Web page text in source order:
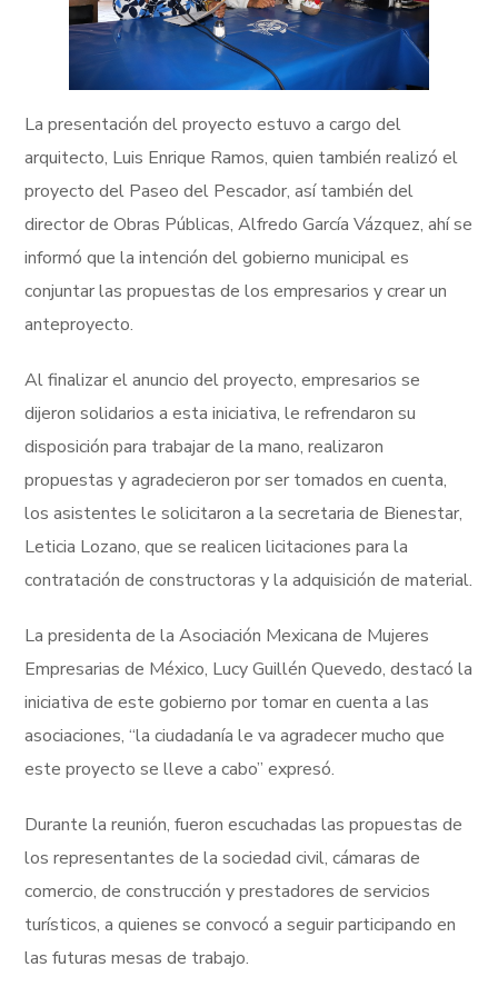
La presentación del proyecto estuvo a cargo del
arquitecto, Luis Enrique Ramos, quien también realizó el
proyecto del Paseo del Pescador, así también del
director de Obras Públicas, Alfredo García Vázquez, ahí se
informó que la intención del gobierno municipal es
conjuntar las propuestas de los empresarios y crear un
anteproyecto.
Al finalizar el anuncio del proyecto, empresarios se
dijeron solidarios a esta iniciativa, le refrendaron su
disposición para trabajar de la mano, realizaron
propuestas y agradecieron por ser tomados en cuenta,
los asistentes le solicitaron a la secretaria de Bienestar,
Leticia Lozano, que se realicen licitaciones para la
contratación de constructoras y la adquisición de material.
La presidenta de la Asociación Mexicana de Mujeres
Empresarias de México, Lucy Guillén Quevedo, destacó la
iniciativa de este gobierno por tomar en cuenta a las
asociaciones, “la ciudadanía le va agradecer mucho que
este proyecto se lleve a cabo” expresó.
Durante la reunión, fueron escuchadas las propuestas de
los representantes de la sociedad civil, cámaras de
comercio, de construcción y prestadores de servicios
turísticos, a quienes se convocó a seguir participando en
las futuras mesas de trabajo.